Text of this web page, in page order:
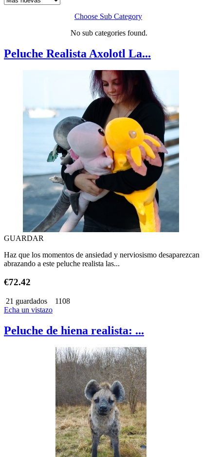
Choose Sub Category
No sub categories found.
Peluche Realista Axolotl La...
GUARDAR
Haz que los momentos de ansiedad y nerviosismo desaparezcan
abrazando a este peluche realista las...
€72.42
21 guardados
1108
Echa un vistazo
Peluche de hiena realista: ...